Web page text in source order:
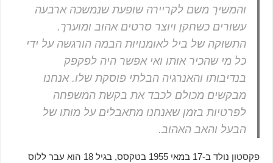
והמשיך משם לקריירה שופעת שנמשכה ארבעה
עשורים כשחקן ויוצר סרטים אהוב ומוערך.
התשוקה של ביל לאומנויות הבמה הורגשה על ידי
כל מי שהכיר אותו ואי אפשר היה לפקפק
בנדיבותו והאנרגיה הבלתי פוסקת שלו. אנחנו
מבקשים מכולם לכבד את בקשת המשפחה
לפרטיות בזמן שאנחנו מתאבלים על מותו של
הבעל והאב האהוב.
פקסטון נולד ב-17 במאי 1955 בטקסס, בגיל 18 הוא עבר ללוס